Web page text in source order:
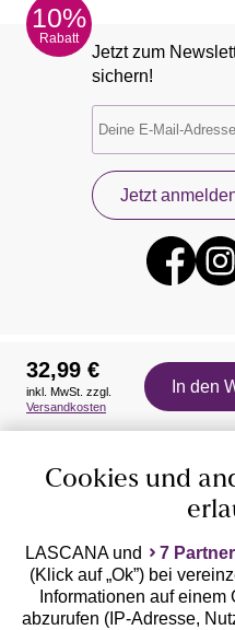
10%
Rabatt
Jetzt zum
sichern!
Jetzt
Auszeichnungen
Geprüfte
32,99 €
inkl. MwSt. zzgl.
Versandkosten
In den
Cookies und
LASCANA und 7 Partner
(Klick auf „Ok”) bei
Informationen auf
abzurufen (IP-Adresse,